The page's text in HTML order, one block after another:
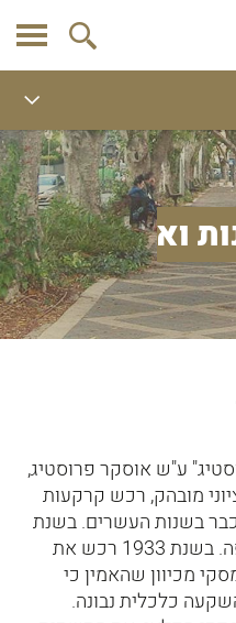
ואתרים
פרוסטיג" ע"ש אוסקר פרוסטיג,
מובהק, רכש קרקעות
כבר בשנות העשרים. בשנת
1933 עלה לארץ והשתקע בחיפה. בשנת 1933 רכש את
מכיוון שהאמין כי
כלכלית נבונה.